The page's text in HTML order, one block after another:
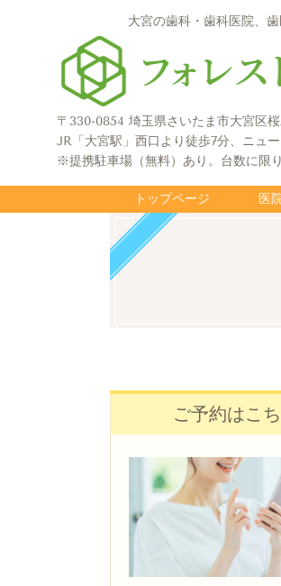
大宮の歯科・歯科医院、
〒330-0854 埼玉県さいたま市大宮区
JR「大宮駅」西口より徒歩7分、ニュ
※提携駐車場（無料）あり。台数に限
トップページ 医
ご予約はこ